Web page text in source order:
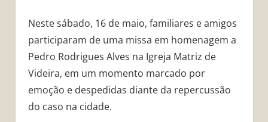
Neste sábado, 16 de maio, familiares e amigos
participaram de uma missa em homenagem a
Pedro Rodrigues Alves na Igreja Matriz de
Videira, em um momento marcado por
emoção e despedidas diante da repercussão
do caso na cidade.